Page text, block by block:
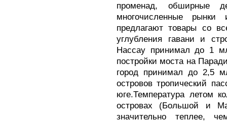
променад, обширные
многочисленные рынки
предлагают товары со
углубления гавани и
Нассау принимал до 1
постройки моста на
город принимал до 2,5
островов тропический
юге.Температура летом
островах (Большой и
значительно теплее,